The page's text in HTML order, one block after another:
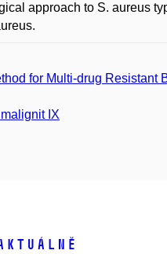
approach to S. aureus
for Multi-drug Resistant
IX